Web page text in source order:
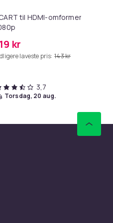
til HDMI-omformer
kr
laveste pris: 143 kr
3,7
torsdag, 20 aug.